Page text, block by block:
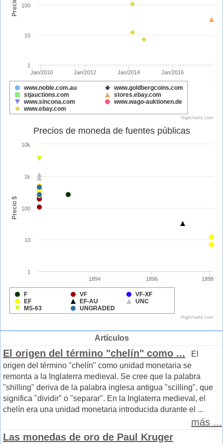
Artículos
El origen del término "chelín" como ... El
origen del término "chelín" como unidad monetaria se
remonta a la Inglaterra medieval. Se cree que la palabra
"shilling" deriva de la palabra inglesa antigua "scilling", que
significa "dividir" o "separar". En la Inglaterra medieval, el
chelín era una unidad monetaria introducida durante el ...
más ...
Las monedas de oro de Paul Kruger